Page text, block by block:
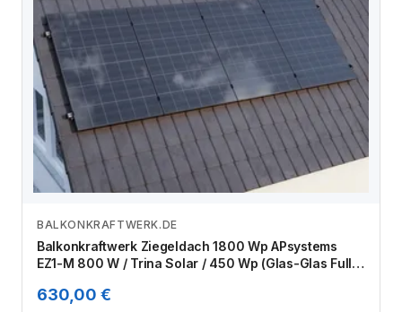
Zum Angebot
BALKONKRAFTWERK.DE
Balkonkraftwerk Ziegeldach 1800 Wp APsystems
EZ1-M 800 W / Trina Solar / 450 Wp (Glas-Glas Full
Module
630,00 €